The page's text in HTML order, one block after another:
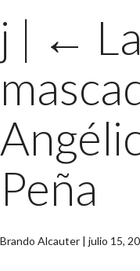
j | ←
Peña
Brando Alcauter | julio 15,